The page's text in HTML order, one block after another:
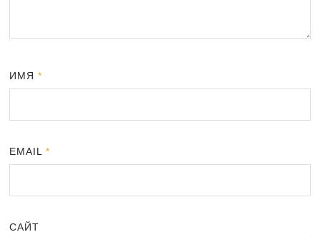
ИМЯ*
EMAIL*
САЙТ